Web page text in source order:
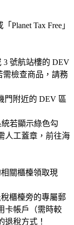
Planet Tax Free」
3 號航站樓的 DEV
需檢查商品，請務
門附近的 DEV 區
若顯示綠色勾
人工蓋章，前往海
關櫃檯領取現
櫃檯旁的專屬郵
卡帳戶（需時較
稅方式！